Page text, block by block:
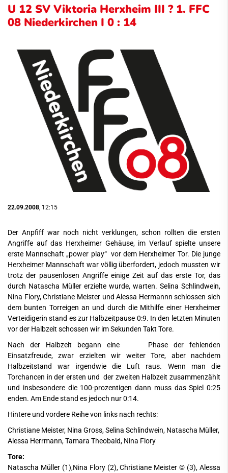
U 12 SV Viktoria Herxheim III ? 1. FFC
08 Niederkirchen I 0 : 14
22.09.2008 , 12:15
Der Anpfiff war noch nicht verklungen, schon rollten die ersten
Angriffe auf das Herxheimer Gehäuse, im Verlauf spielte unsere
erste Mannschaft „power play“ vor dem Herxheimer Tor. Die junge
Herxheimer Mannschaft war völlig überfordert, jedoch mussten wir
trotz der pausenlosen Angriffe einige Zeit auf das erste Tor, das
durch Natascha Müller erzielte wurde, warten. Selina Schlindwein,
Nina Flory, Christiane Meister und Alessa Hermannn schlossen sich
dem bunten Torreigen an und durch die Mithilfe einer Herxheimer
Verteidigerin stand es zur Halbzeitpause 0:9. In den letzten Minuten
vor der Halbzeit schossen wir im Sekunden Takt Tore.
Nach der Halbzeit begann eine Phase der fehlenden
Einsatzfreude, zwar erzielten wir weiter Tore, aber nachdem
Halbzeitstand war irgendwie die Luft raus. Wenn man die
Torchancen in der ersten und der zweiten Halbzeit zusammenzählt
und insbesondere die 100-prozentigen dann muss das Spiel 0:25
enden. Am Ende stand es jedoch nur 0:14.
Hintere und vordere Reihe von links nach rechts:
Christiane Meister, Nina Gross, Selina Schlindwein, Natascha Müller,
Alessa Herrmann, Tamara Theobald, Nina Flory
Tore:
Natascha Müller (1),Nina Flory (2), Christiane Meister © (3), Alessa